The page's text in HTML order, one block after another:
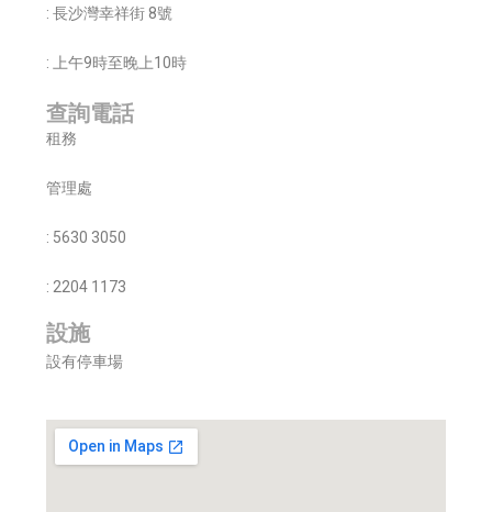
: 長沙灣幸祥街 8號
: 上午9時至晚上10時
查詢電話
租務
管理處
: 5630 3050
: 2204 1173
設施
設有停車場